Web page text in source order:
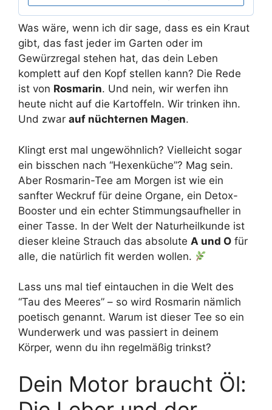
Was wäre, wenn ich dir sage, dass es ein Kraut
gibt, das fast jeder im Garten oder im
Gewürzregal stehen hat, das dein Leben
komplett auf den Kopf stellen kann? Die Rede
ist von Rosmarin. Und nein, wir werfen ihn
heute nicht auf die Kartoffeln. Wir trinken ihn.
Und zwar auf nüchternen Magen.
Klingt erst mal ungewöhnlich? Vielleicht sogar
ein bisschen nach “Hexenküche”? Mag sein.
Aber Rosmarin-Tee am Morgen ist wie ein
sanfter Weckruf für deine Organe, ein Detox-
Booster und ein echter Stimmungsaufheller in
einer Tasse. In der Welt der Naturheilkunde ist
dieser kleine Strauch das absolute A und O für
alle, die natürlich fit werden wollen.
Lass uns mal tief eintauchen in die Welt des
“Tau des Meeres” – so wird Rosmarin nämlich
poetisch genannt. Warum ist dieser Tee so ein
Wunderwerk und was passiert in deinem
Körper, wenn du ihn regelmäßig trinkst?
Dein Motor braucht Öl: